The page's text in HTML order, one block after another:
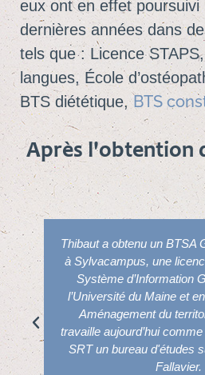
eux ont en effet
dernières années dans
tels que : Licence
langues, École
BTS diététique,BTS
Après l'obtention
Thibaut a obtenu un BTSA
à Sylvacampus, une
Système d’Information
l’Université du Maine et
Aménagement du
travaille aujourd’hui
SRT un bureau d'études
Fallavier.